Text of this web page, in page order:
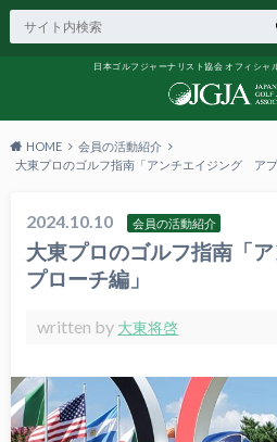
日本ゴルフジャーナリスト協会 オフィシ
HOME
会員の活動紹介
大東プロのゴルフ指南「アンチエイジング アプ
2024.10.10 会員の活動紹介
大東プロのゴルフ指南「
プローチ編」
written by 大東将啓